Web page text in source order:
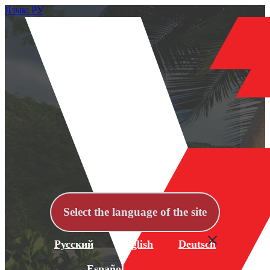
Язык: РУ
Select the language of the site
Русский English Deutsch